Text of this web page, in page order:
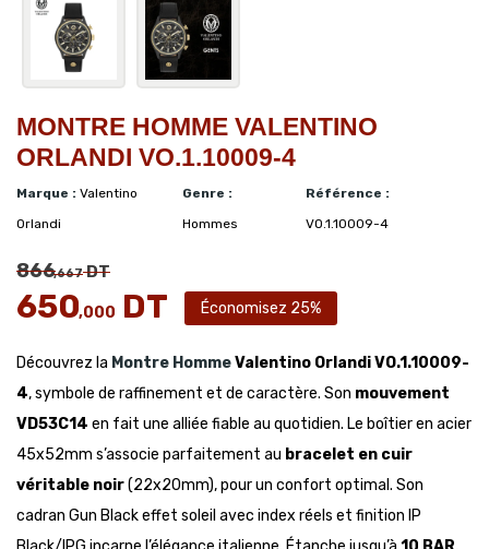
MONTRE HOMME VALENTINO
ORLANDI VO.1.10009-4
Marque : Valentino
Orlandi
Genre :
Hommes
Référence :
VO.1.10009-4
866,667DT
650,000 DT Économisez 25%
Découvrez la Montre HommeValentino Orlandi VO.1.10009-
4, symbole de raffinement et de caractère. Son mouvement
VD53C14 en fait une alliée fiable au quotidien. Le boîtier en acier
45x52mm s’associe parfaitement au bracelet en cuir
véritable noir(22x20mm), pour un confort optimal. Son
cadran Gun Black effet soleil avec index réels et finition IP